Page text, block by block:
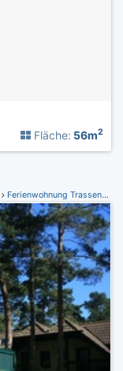
Fläche: 56m2
Ferienwohnung Trassenheide